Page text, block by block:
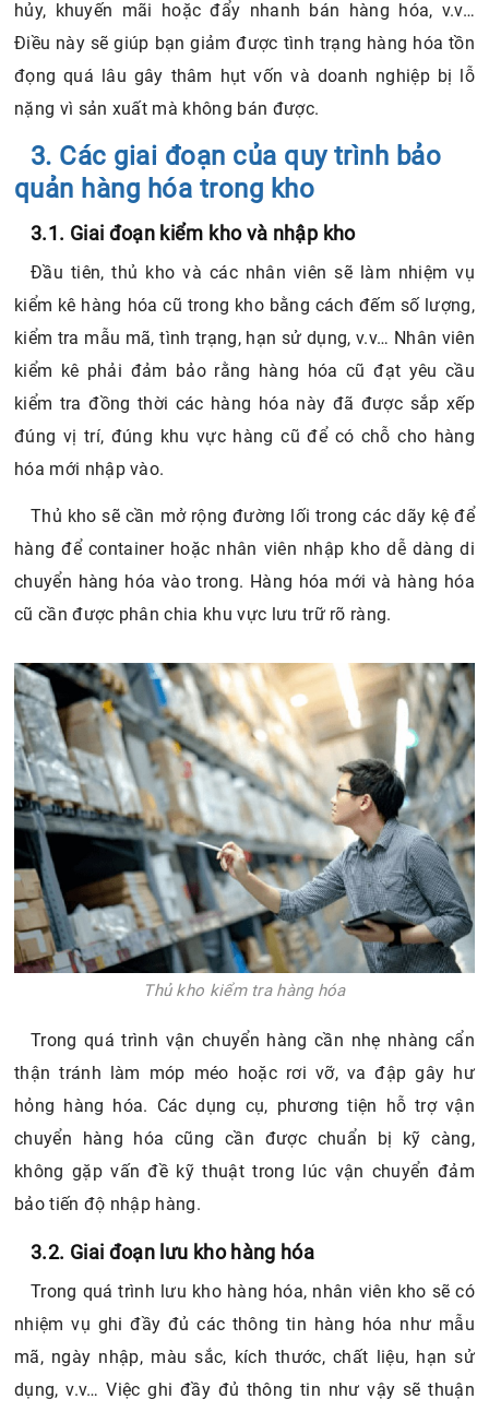
hủy, khuyến mãi hoặc đẩy nhanh bán hàng hóa, v.v…
Điều này sẽ giúp bạn giảm được tình trạng hàng hóa tồn
đọng quá lâu gây thâm hụt vốn và doanh nghiệp bị lỗ
nặng vì sản xuất mà không bán được.
3. Các giai đoạn của quy trình bảo
quản hàng hóa trong kho
3.1. Giai đoạn kiểm kho và nhập kho
Đầu tiên, thủ kho và các nhân viên sẽ làm nhiệm vụ
kiểm kê hàng hóa cũ trong kho bằng cách đếm số lượng,
kiểm tra mẫu mã, tình trạng, hạn sử dụng, v.v… Nhân viên
kiểm kê phải đảm bảo rằng hàng hóa cũ đạt yêu cầu
kiểm tra đồng thời các hàng hóa này đã được sắp xếp
đúng vị trí, đúng khu vực hàng cũ để có chỗ cho hàng
hóa mới nhập vào.
Thủ kho sẽ cần mở rộng đường lối trong các dãy kệ để
hàng để container hoặc nhân viên nhập kho dễ dàng di
chuyển hàng hóa vào trong. Hàng hóa mới và hàng hóa
cũ cần được phân chia khu vực lưu trữ rõ ràng.
Thủ kho kiểm tra hàng hóa
Trong quá trình vận chuyển hàng cần nhẹ nhàng cẩn
thận tránh làm móp méo hoặc rơi vỡ, va đập gây hư
hỏng hàng hóa. Các dụng cụ, phương tiện hỗ trợ vận
chuyển hàng hóa cũng cần được chuẩn bị kỹ càng,
không gặp vấn đề kỹ thuật trong lúc vận chuyển đảm
bảo tiến độ nhập hàng.
3.2. Giai đoạn lưu kho hàng hóa
Trong quá trình lưu kho hàng hóa, nhân viên kho sẽ có
nhiệm vụ ghi đầy đủ các thông tin hàng hóa như mẫu
mã, ngày nhập, màu sắc, kích thước, chất liệu, hạn sử
dụng, v.v… Việc ghi đầy đủ thông tin như vậy sẽ thuận